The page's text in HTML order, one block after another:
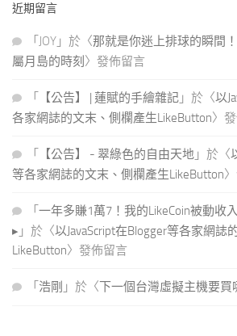
鍵
近期留言
「 JOY 」於〈那就是你迷上排球的瞬間
屬月島的時刻 〉發佈留言
「 【公告】 | 蓮賦的手繪雜記 」於〈以
各家網誌的文末、側欄產生LikeButton〉
「 【公告】 - 翠綠色的自由天地 」於〈
等各家網誌的文末、側欄產生LikeButton
「 一年多賺1萬7！我的LikeCoin被動收
▸ 」於〈以JavaScript在Blogger等各家網誌
LikeButton〉發佈留言
「 浩剛 」於〈下一個台灣虛擬主機要買